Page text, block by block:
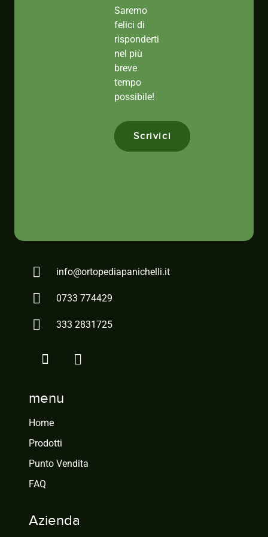
Saremo
felici di
risponderti
nel più
breve
tempo
possibile!
Scrivici
info@ortopediapanichelli.it
0733 774429
333 2831725
menu
Home
Prodotti
Punto Vendita
FAQ
Azienda